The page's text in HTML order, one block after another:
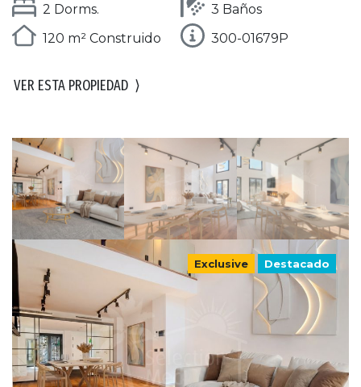
2 Dorms.
3 Baños
120 m² Construido
300-01679P
VER ESTA PROPIEDAD ⟩
Exclusive Destacado